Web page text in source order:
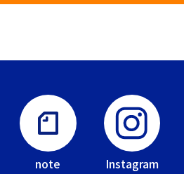
note Instagram